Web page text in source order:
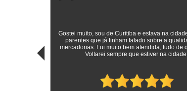
Roupas sociais de excelente qualidade e preço
justo! Atendimento ímpar!